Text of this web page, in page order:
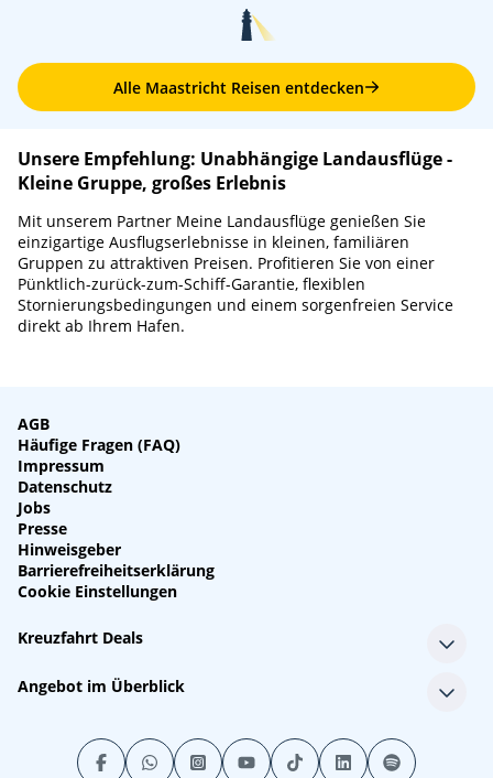
Alle Maastricht Reisen entdecken
Unsere Empfehlung: Unabhängige Landausflüge -
Kleine Gruppe, großes Erlebnis
Mit unserem Partner Meine Landausflüge genießen Sie
einzigartige Ausflugserlebnisse in kleinen, familiären
Gruppen zu attraktiven Preisen. Profitieren Sie von einer
Pünktlich-zurück-zum-Schiff-Garantie, flexiblen
Stornierungsbedingungen und einem sorgenfreien Service
direkt ab Ihrem Hafen.
AGB
Häufige Fragen (FAQ)
Impressum
Datenschutz
Jobs
Presse
Hinweisgeber
Barrierefreiheitserklärung
Cookie Einstellungen
Kreuzfahrt Deals
Single-Kreuzfahrten
Kreuzfahrt mit Kindern
Minikreuzfahrten
Stornokabinen
Angebot im Überblick
Alle Schiffe
Alle Reiseziele